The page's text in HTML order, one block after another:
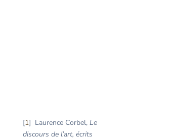
1 Laurence Corbel, Le
discours de l’art, écrits